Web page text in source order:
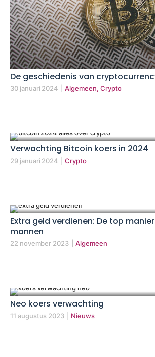
De geschiedenis van
30 januari 2024 Algemeen, Crypto
Verwachting Bitcoin koers in 2024
29 januari 2024 Crypto
Extra geld verdienen: De top
mannen
22 november 2023 Algemeen
Neo koers verwachting
11 augustus 2023 Nieuws